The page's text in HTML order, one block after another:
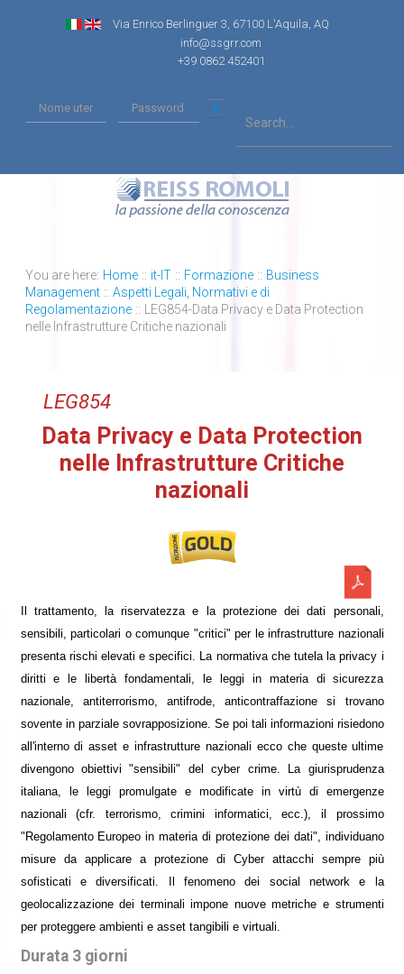
Via Enrico Berlinguer 3, 67100 L'Aquila, AQ
info@ssgrr.com
+39 0862 452401
You are here: Home :: it-IT :: Formazione :: Business
Management :: Aspetti Legali, Normativi e di
Regolamentazione ::
LEG854-Data Privacy e Data Protection
nelle Infrastrutture Critiche nazionali
LEG854
Data Privacy e Data Protection
nelle Infrastrutture Critiche
nazionali
Il trattamento, la riservatezza e la protezione dei dati personali,
sensibili, particolari o comunque "critici" per le infrastrutture nazionali
presenta rischi elevati e specifici. La normativa che tutela la privacy i
diritti e le libertà fondamentali, le leggi in materia di sicurezza
nazionale, antiterrorismo, antifrode, anticontraffazione si trovano
sovente in parziale sovrapposizione. Se poi tali informazioni risiedono
all'interno di asset e infrastrutture nazionali ecco che queste ultime
divengono obiettivi "sensibili" del cyber crime. La giurisprudenza
italiana, le leggi promulgate e modificate in virtù di emergenze
nazionali (cfr. terrorismo, crimini informatici, ecc.), il prossimo
"Regolamento Europeo in materia di protezione dei dati", individuano
misure da applicare a protezione di Cyber attacchi sempre più
sofisticati e diversificati. Il fenomeno dei social network e la
geolocalizzazione dei terminali impone nuove metriche e strumenti
per proteggere ambienti e asset tangibili e virtuali.
Durata 3 giorni